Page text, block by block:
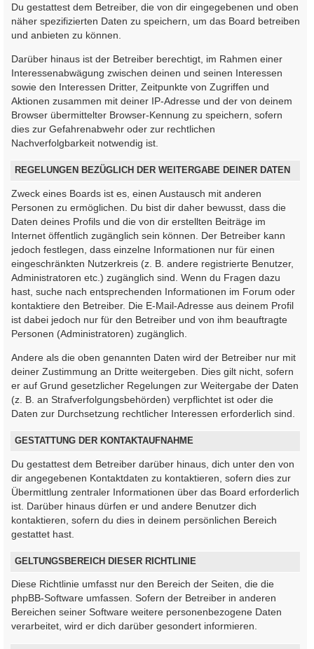
Du gestattest dem Betreiber, die von dir eingegebenen und oben
näher spezifizierten Daten zu speichern, um das Board betreiben
und anbieten zu können.
Darüber hinaus ist der Betreiber berechtigt, im Rahmen einer
Interessenabwägung zwischen deinen und seinen Interessen
sowie den Interessen Dritter, Zeitpunkte von Zugriffen und
Aktionen zusammen mit deiner IP-Adresse und der von deinem
Browser übermittelter Browser-Kennung zu speichern, sofern
dies zur Gefahrenabwehr oder zur rechtlichen
Nachverfolgbarkeit notwendig ist.
REGELUNGEN BEZÜGLICH DER WEITERGABE DEINER DATEN
Zweck eines Boards ist es, einen Austausch mit anderen
Personen zu ermöglichen. Du bist dir daher bewusst, dass die
Daten deines Profils und die von dir erstellten Beiträge im
Internet öffentlich zugänglich sein können. Der Betreiber kann
jedoch festlegen, dass einzelne Informationen nur für einen
eingeschränkten Nutzerkreis (z. B. andere registrierte Benutzer,
Administratoren etc.) zugänglich sind. Wenn du Fragen dazu
hast, suche nach entsprechenden Informationen im Forum oder
kontaktiere den Betreiber. Die E-Mail-Adresse aus deinem Profil
ist dabei jedoch nur für den Betreiber und von ihm beauftragte
Personen (Administratoren) zugänglich.
Andere als die oben genannten Daten wird der Betreiber nur mit
deiner Zustimmung an Dritte weitergeben. Dies gilt nicht, sofern
er auf Grund gesetzlicher Regelungen zur Weitergabe der Daten
(z. B. an Strafverfolgungsbehörden) verpflichtet ist oder die
Daten zur Durchsetzung rechtlicher Interessen erforderlich sind.
GESTATTUNG DER KONTAKTAUFNAHME
Du gestattest dem Betreiber darüber hinaus, dich unter den von
dir angegebenen Kontaktdaten zu kontaktieren, sofern dies zur
Übermittlung zentraler Informationen über das Board erforderlich
ist. Darüber hinaus dürfen er und andere Benutzer dich
kontaktieren, sofern du dies in deinem persönlichen Bereich
gestattet hast.
GELTUNGSBEREICH DIESER RICHTLINIE
Diese Richtlinie umfasst nur den Bereich der Seiten, die die
phpBB-Software umfassen. Sofern der Betreiber in anderen
Bereichen seiner Software weitere personenbezogene Daten
verarbeitet, wird er dich darüber gesondert informieren.